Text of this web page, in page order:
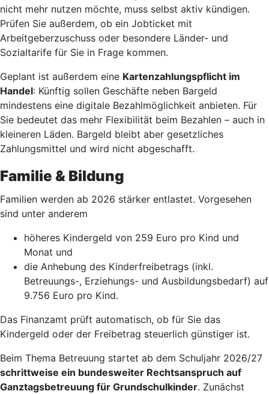
nicht mehr nutzen möchte, muss selbst aktiv kündigen.
Prüfen Sie außerdem, ob ein Jobticket mit
Arbeitgeberzuschuss oder besondere Länder- und
Sozialtarife für Sie in Frage kommen.
Geplant ist außerdem eine Kartenzahlungspflicht im
Handel: Künftig sollen Geschäfte neben Bargeld
mindestens eine digitale Bezahlmöglichkeit anbieten. Für
Sie bedeutet das mehr Flexibilität beim Bezahlen – auch in
kleineren Läden. Bargeld bleibt aber gesetzliches
Zahlungsmittel und wird nicht abgeschafft.
Familie & Bildung
Familien werden ab 2026 stärker entlastet. Vorgesehen
sind unter anderem
höheres Kindergeld von 259 Euro pro Kind und
Monat und
die Anhebung des Kinderfreibetrags (inkl.
Betreuungs-, Erziehungs- und Ausbildungsbedarf) auf
9.756 Euro pro Kind.
Das Finanzamt prüft automatisch, ob für Sie das
Kindergeld oder der Freibetrag steuerlich günstiger ist.
Beim Thema Betreuung startet ab dem Schuljahr 2026/27
schrittweise ein bundesweiter Rechtsanspruch auf
Ganztagsbetreuung für Grundschulkinder. Zunächst